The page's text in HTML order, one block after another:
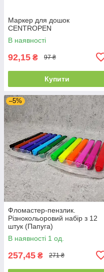
Маркер для дошок
CENTROPEN
В наявності
92,15 ₴ 97 ₴
Купити
–5%
Фломастер-пензлик.
Різнокольоровий набір з 12
штук (Папуга)
В наявності 1 од.
257,45 ₴ 271 ₴